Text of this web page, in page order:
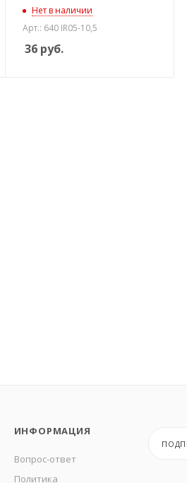
Нет в наличии
Арт.: 640 IR05-10,5
36руб.
ИНФОРМАЦИЯ
Вопрос-ответ
Политика